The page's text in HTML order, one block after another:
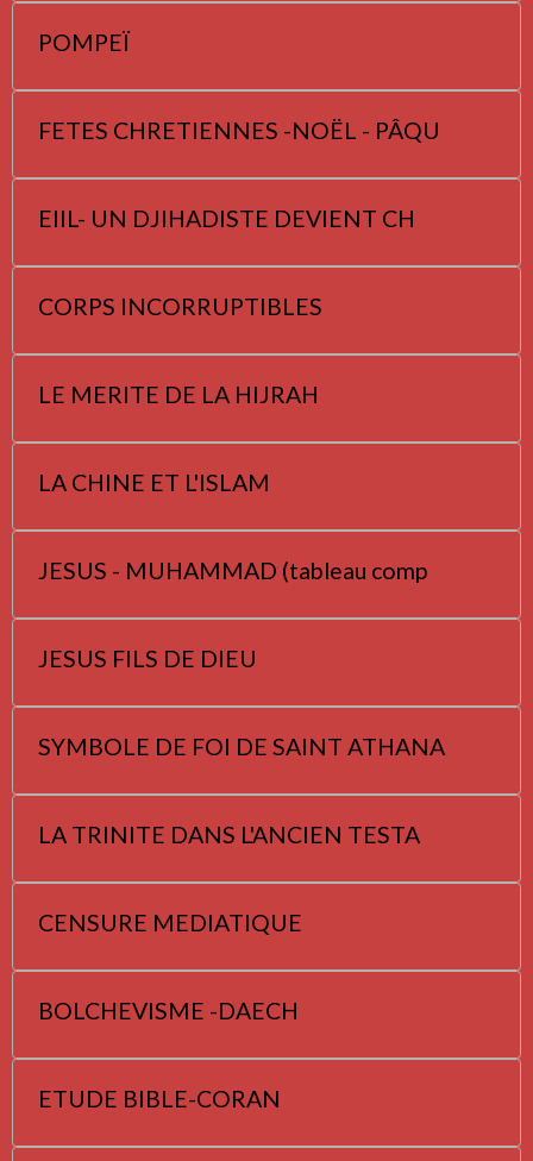
POMPEÏ
FETES CHRETIENNES -NOËL - PÂQU
EIIL- UN DJIHADISTE DEVIENT CH
CORPS INCORRUPTIBLES
LE MERITE DE LA HIJRAH
LA CHINE ET L'ISLAM
JESUS - MUHAMMAD (tableau comp
JESUS FILS DE DIEU
SYMBOLE DE FOI DE SAINT ATHANA
LA TRINITE DANS L'ANCIEN TESTA
CENSURE MEDIATIQUE
BOLCHEVISME -DAECH
ETUDE BIBLE-CORAN